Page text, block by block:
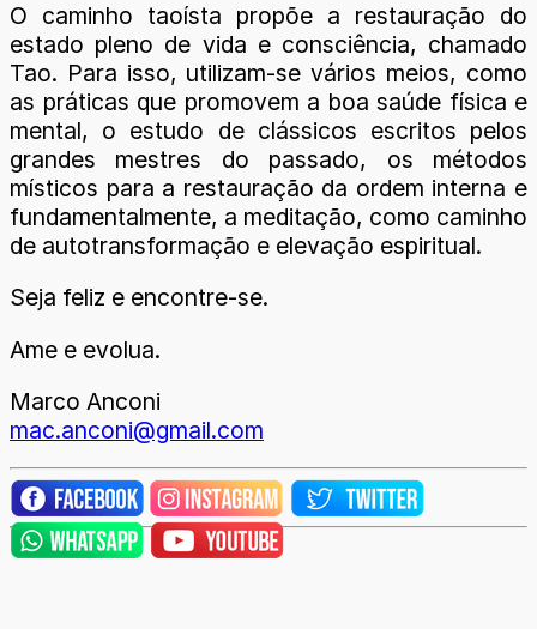
O caminho taoísta propõe a restauração do
estado pleno de vida e consciência, chamado
Tao. Para isso, utilizam-se vários meios, como
as práticas que promovem a boa saúde física e
mental, o estudo de clássicos escritos pelos
grandes mestres do passado, os métodos
místicos para a restauração da ordem interna e
fundamentalmente, a meditação, como caminho
de autotransformação e elevação espiritual.
Seja feliz e encontre-se.
Ame e evolua.
Marco Anconi
mac.anconi@gmail.com